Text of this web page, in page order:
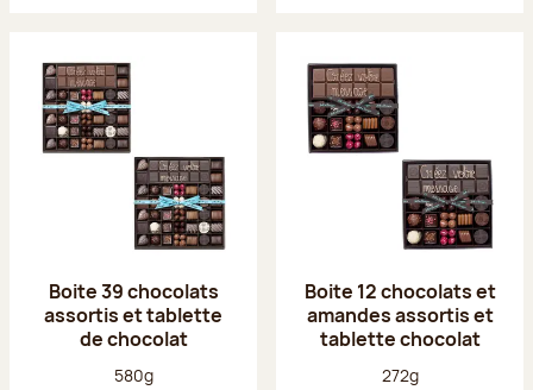
Boite 39 chocolats
assortis et tablette
de chocolat
Poids net :
580g
Boite 12 chocolats et
amandes assortis et
tablette chocolat
Poids net :
272g